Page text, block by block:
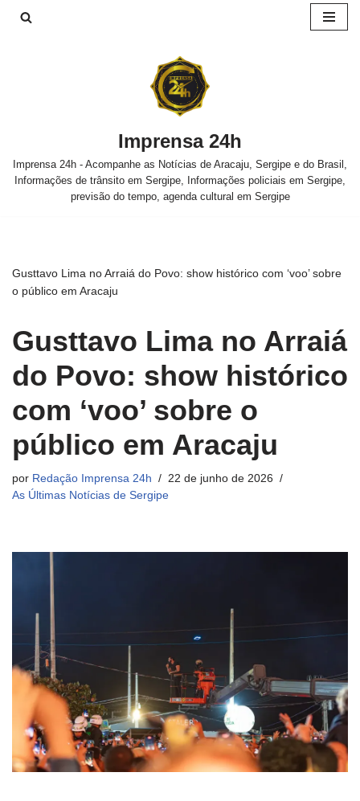
Imprensa 24h
Imprensa 24h - Acompanhe as Notícias de Aracaju, Sergipe e do Brasil,
Informações de trânsito em Sergipe, Informações policiais em Sergipe,
previsão do tempo, agenda cultural em Sergipe
Gusttavo Lima no Arraiá do Povo: show histórico com ‘voo’ sobre
o público em Aracaju
Gusttavo Lima no Arraiá
do Povo: show histórico
com ‘voo’ sobre o
público em Aracaju
por Redação Imprensa 24h
22 de junho de 2026
As Últimas Notícias de Sergipe